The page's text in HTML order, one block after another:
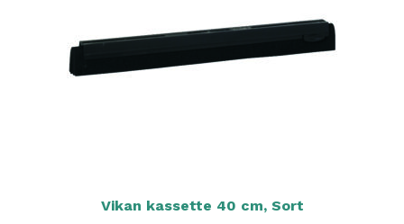
Vikan kassette 40 cm, Sort